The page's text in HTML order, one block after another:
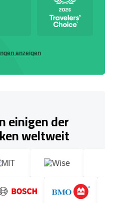
anzeigen
einigen der
weltweit